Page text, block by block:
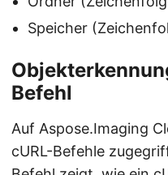
Speicher
Befehl
Auf Aspose.Imaging
cURL-Befehle